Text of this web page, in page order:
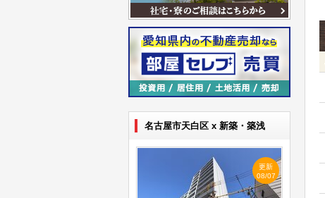
名古屋市天白区 x 新築・築浅
更新
08/07